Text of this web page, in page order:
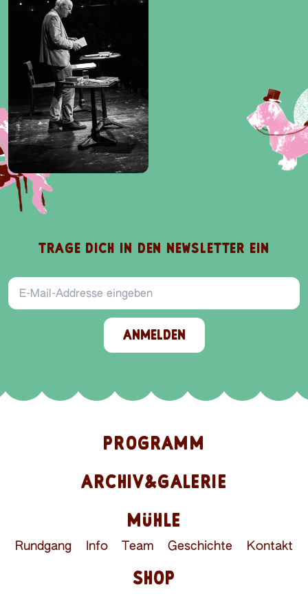
TRAGE DICH IN DEN NEWSLETTER EIN
E-Mail-Addresse
ANMELDEN
PROGRAMM
ARCHIV&GALERIE
MÜHLE
Rundgang Info Team Geschichte Kontakt
SHOP